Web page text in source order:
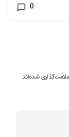
0
شده‌اند